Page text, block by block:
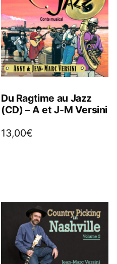
Du Ragtime au Jazz
(CD) – A et J-M Versini
13,00€